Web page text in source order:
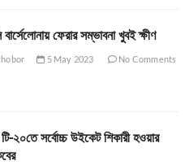
ফেরার সম্ভাবনা খুবই ক্ষীণ
5 May 2023 No Comments
২০তে সর্বোচ্চ উইকেট শিকারী হওয়ার